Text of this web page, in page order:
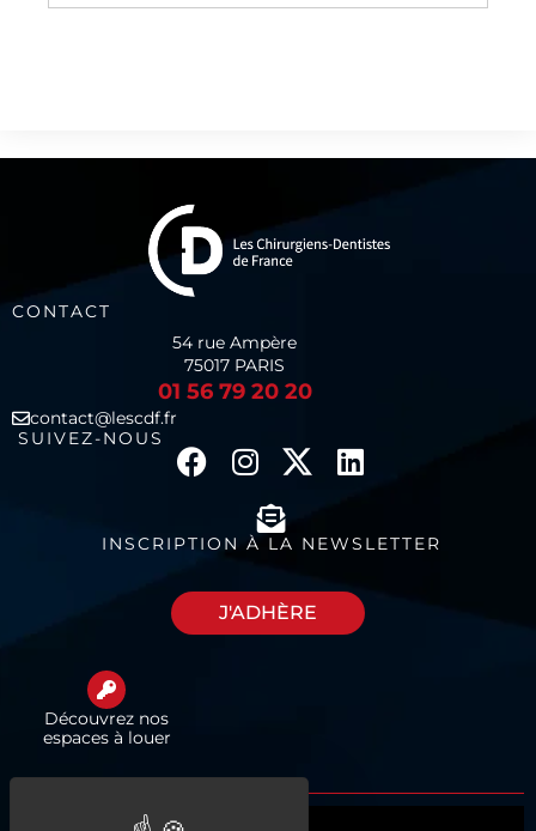
CONTACT
54 rue Ampère
75017 PARIS
01 56 79 20 20
contact@lescdf.fr
SUIVEZ-NOUS
INSCRIPTION À LA NEWSLETTER
J'ADHÈRE
Découvrez nos
espaces à louer